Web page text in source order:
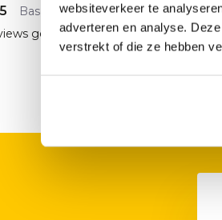
websiteverkeer te
adverteren en analyse.
verstrekt of die ze hebben
5 Based on 0 reviews
geschreven over dit product..